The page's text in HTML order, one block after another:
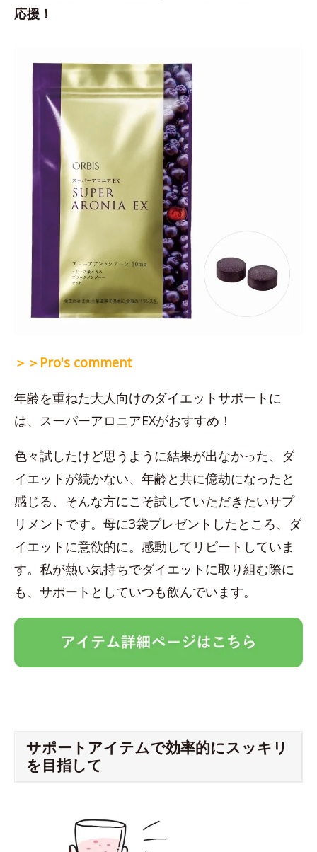
応援！
＞＞Pro's comment
年齢を重ねた大人向けのダイエットサポートに
は、スーパーアロニアEXがおすすめ！
色々試したけど思うように結果が出なかった、ダ
イエットが続かない、年齢と共に億劫になったと
感じる、そんな方にこそ試していただきたいサプ
リメントです。母に3袋プレゼントしたところ、ダ
イエットに意欲的に。感動してリピートしていま
す。私が熱い気持ちでダイエットに取り組む際に
も、サポートとしていつも飲んでいます。
サポートアイテムで効率的にスッキリ
を目指して